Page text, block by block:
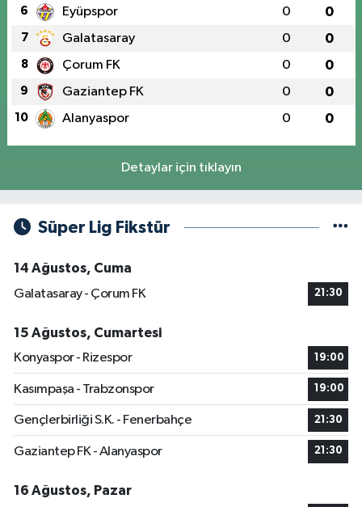
6 Eyüpspor 0 0
7 Galatasaray 0 0
8 Çorum FK 0 0
9 Gaziantep FK 0 0
10 Alanyaspor 0 0
Detaylar için tıklayın
Süper Lig Fikstür
14 Ağustos, Cuma
Galatasaray - Çorum FK
21:30
15 Ağustos, Cumartesi
Konyaspor - Rizespor
19:00
Kasımpaşa - Trabzonspor 19:00
Gençlerbirliği S.K. - Fenerbahçe 21:30
Gaziantep FK - Alanyaspor 21:30
16 Ağustos, Pazar